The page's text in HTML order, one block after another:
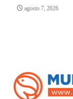
agosto 7, 2026